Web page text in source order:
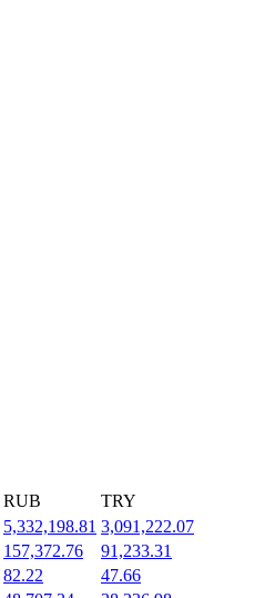
RUB
TRY
5,332,198.81 3,091,222.07
157,372.76
91,233.31
82.22
47.66